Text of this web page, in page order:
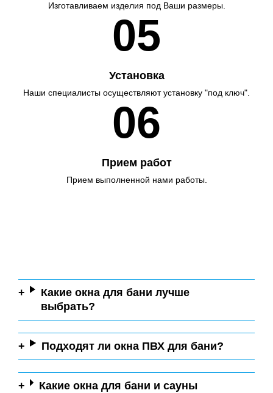
Изготавливаем изделия под Ваши размеры.
05
Установка
Наши специалисты осуществляют установку "под ключ".
06
Прием работ
Прием выполненной нами работы.
Какие окна для бани лучше
выбрать?
Подходят ли окна ПВХ для бани?
Какие окна для бани и сауны